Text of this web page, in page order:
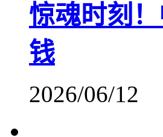
惊魂时刻
钱
2026/06/12